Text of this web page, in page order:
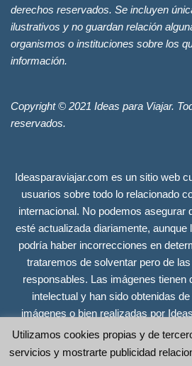
derechos reservados. Se incluyen
ilustrativos y no guardan relación
organismos o instituciones sobre los
información.
Copyright © 2021 Ideas para Viajar.
reservados.
Ideasparaviajar.com es un sitio web
usuarios sobre todo lo relacionado
internacional. No podemos asegurar
esté actualizada diariamente, aunque
podría haber incorrecciones en
trataremos de solventar pero de
responsables. Las imágenes tienen
intelectual y han sido obtenidas
imágenes o bien realizadas por
tienen todos los derechos
a efectos ilustrativos y no guardan
Utilizamos cookies propias y de
servicios y mostrarte publicidad